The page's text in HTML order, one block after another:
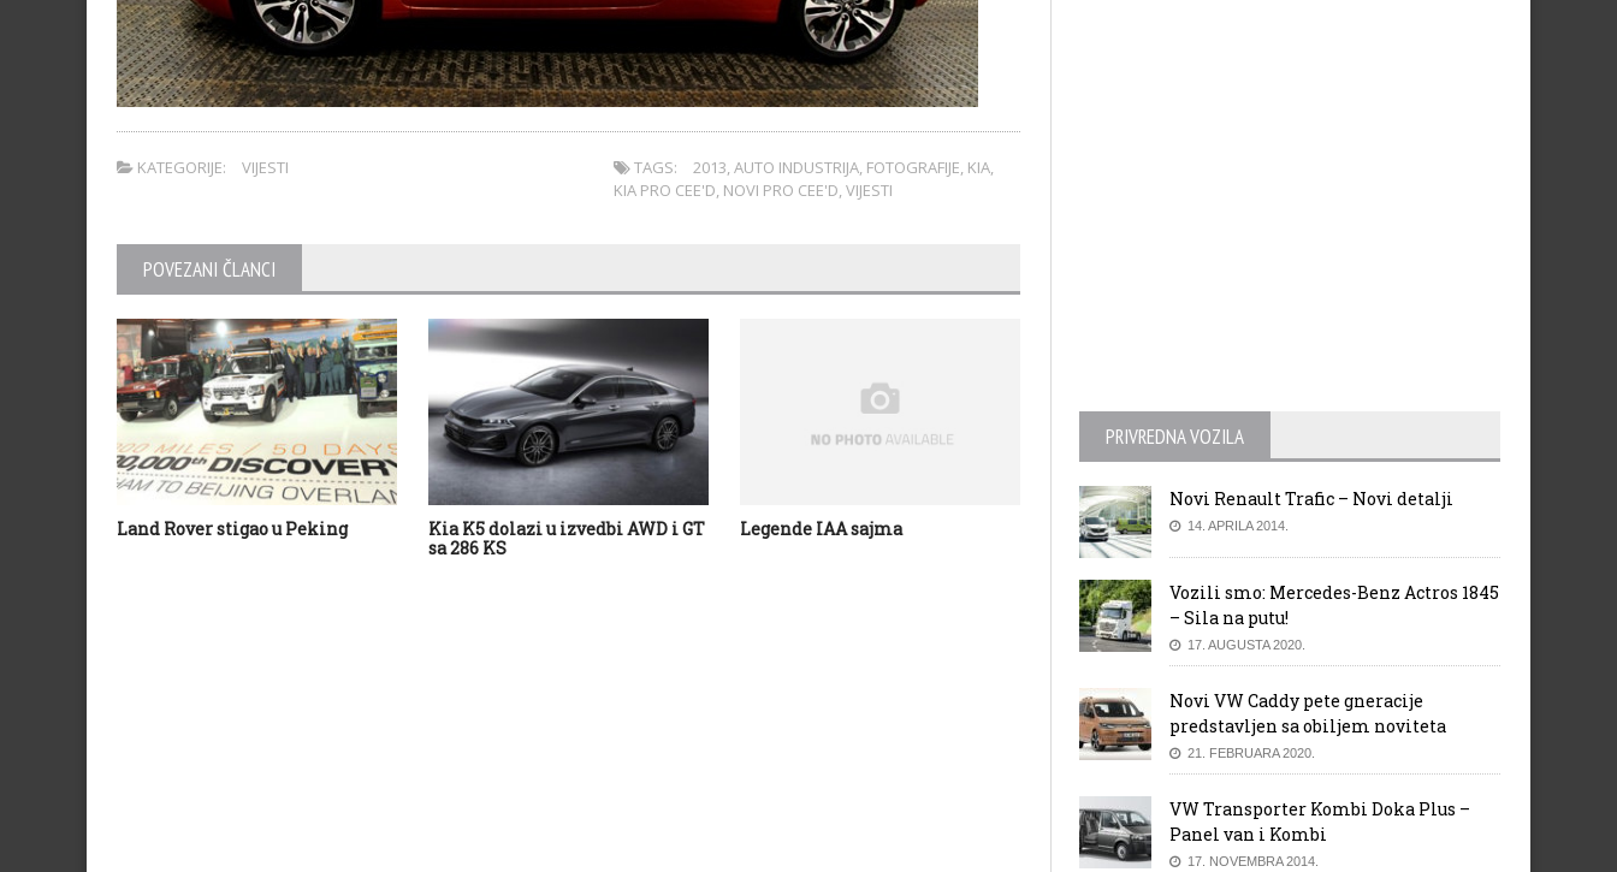
KATEGORIJE: VIJESTI TAGS: 2013,AUTO INDUSTRIJA, FOTOGRAFIJE, KIA,
KIA PRO CEE'D, NOVI PRO CEE'D,VIJESTI
POVEZANI ČLANCI
Land Rover stigao u Peking
Kia K5 dolazi u izvedbi AWD i GT
sa 286 KS
Legende IAA sajma Vrhunska sigurnost
PRIVREDNA VOZILA
Novi Renault Trafic – Novi detalji
14. APRILA 2014.
Vozili smo: Mercedes-Benz Actros 1845
– Sila na putu!
17. AUGUSTA 2020.
Novi VW Caddy pete gneracije
predstavljen sa obiljem noviteta
21. FEBRUARA 2020.
VW Transporter Kombi Doka Plus –
Panel van i Kombi
17. NOVEMBRA 2014.